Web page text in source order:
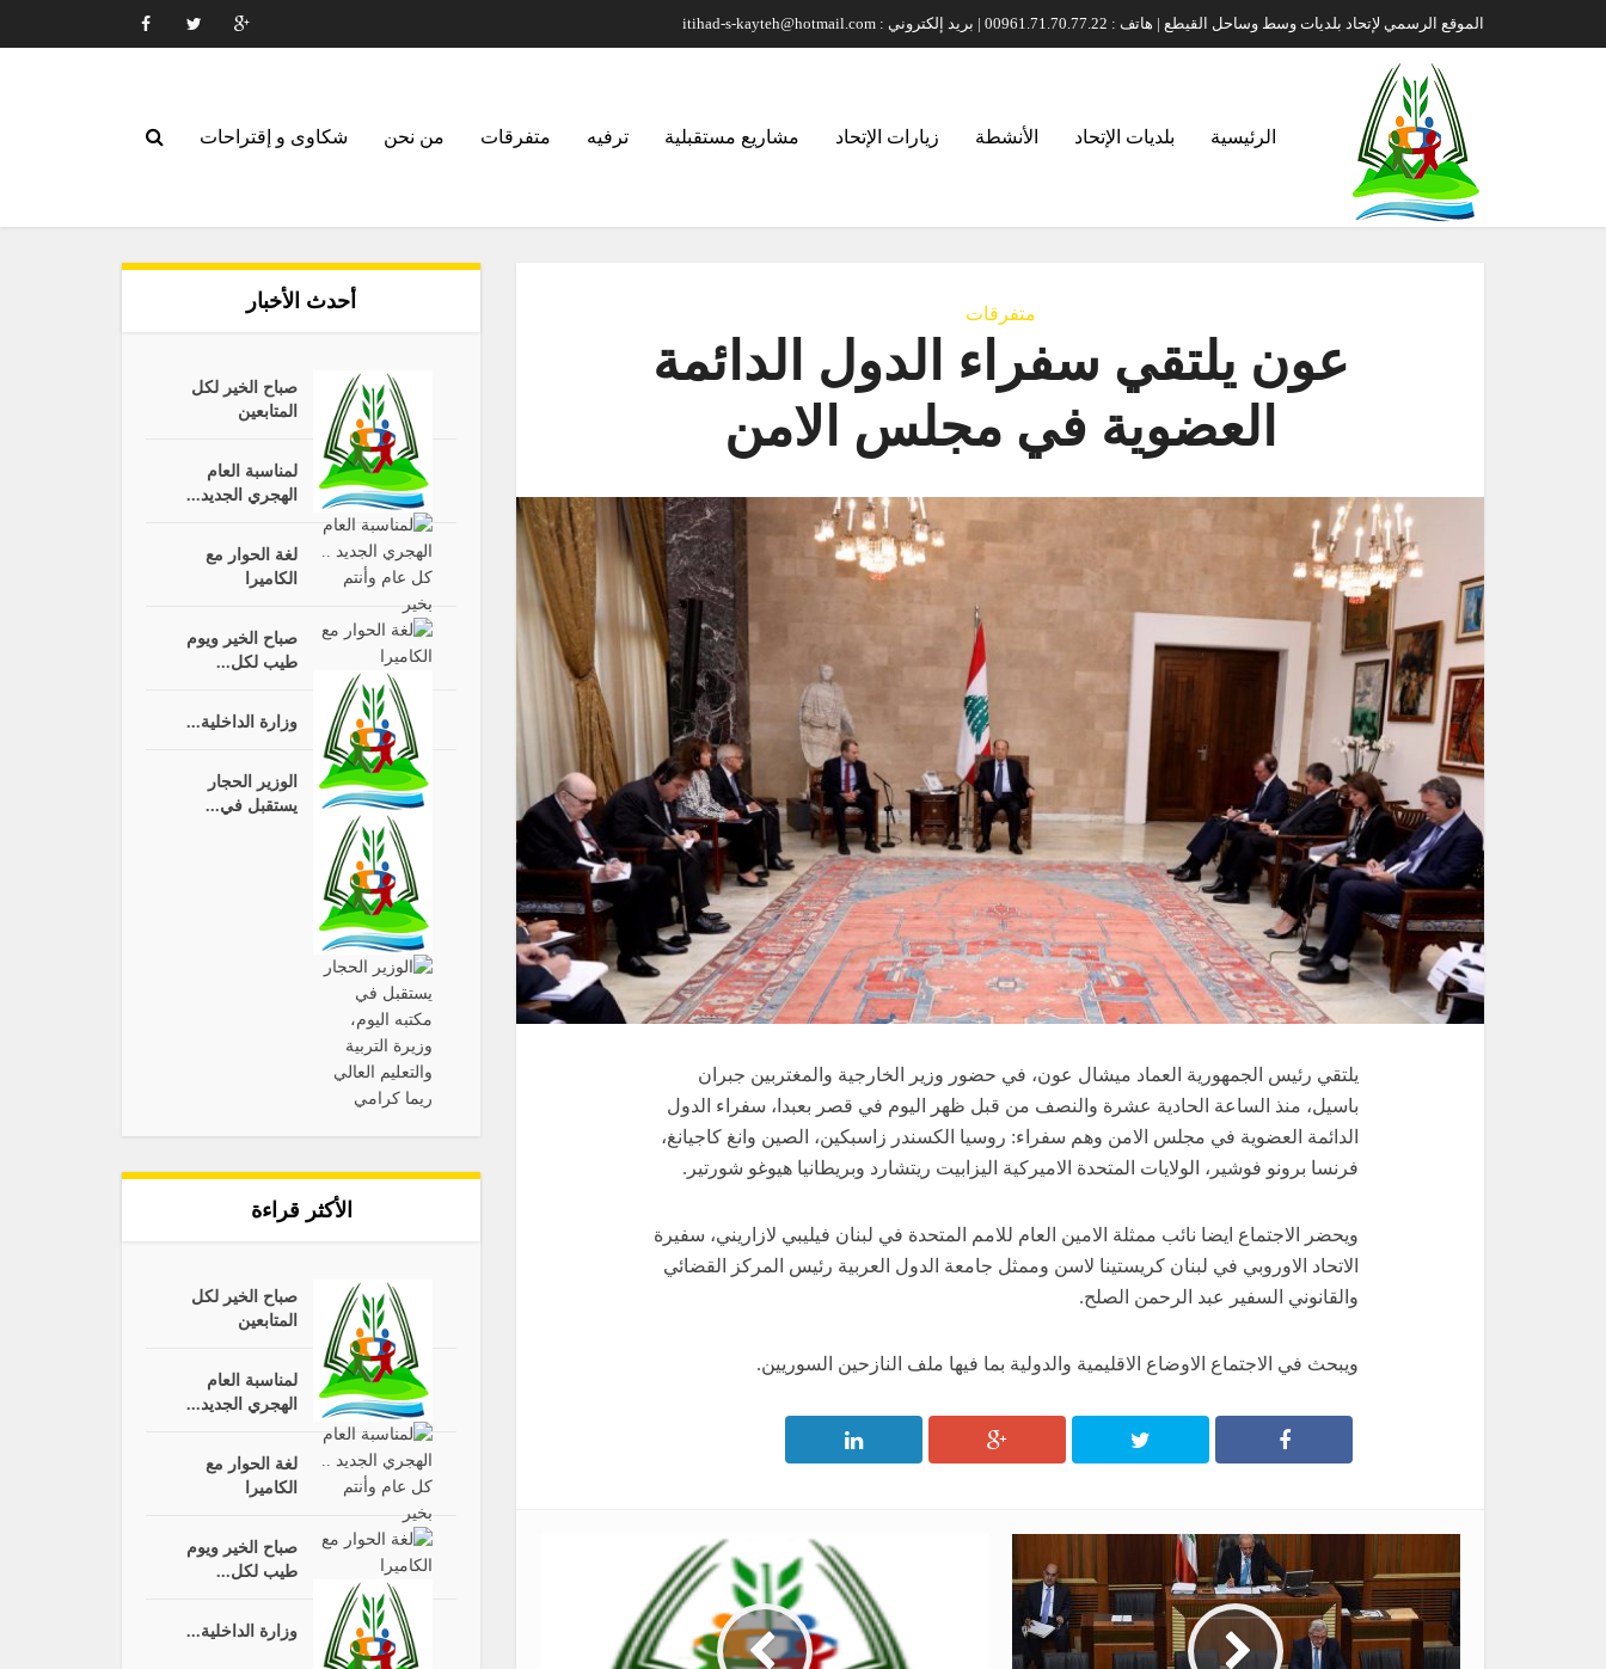
الموقع الرسمي لإتحاد بلديات وسط وساحل القيطع | هاتف : 00961.71.70.77.22 | بريد إلكتروني : itihad-s-kayteh@hotmail.com
الرئيسية بلديات الإتحاد الأنشطة زيارات الإتحاد مشاريع مستقبلية ترفيه متفرقات من نحن شكاوى و إقتراحات
أحدث الأخبار
صباح الخير لكل
المتابعين
لمناسبة العام
الهجري الجديد...
لغة الحوار مع
الكاميرا
صباح الخير ويوم
طيب لكل...
وزارة الداخلية...
الوزير الحجار
يستقبل في...
الأكثر قراءة
صباح الخير لكل
المتابعين
لمناسبة العام
الهجري الجديد...
لغة الحوار مع
الكاميرا
صباح الخير ويوم
طيب لكل...
وزارة الداخلية...
متفرقات
عون يلتقي سفراء الدول الدائمة
العضوية في مجلس الامن
يلتقي رئيس الجمهورية العماد ميشال عون، في حضور وزير الخارجية والمغتربين جبران
باسيل، منذ الساعة الحادية عشرة والنصف من قبل ظهر اليوم في قصر بعبدا، سفراء الدول
الدائمة العضوية في مجلس الامن وهم سفراء: روسيا الكسندر زاسبكين، الصين وانغ كاجيانغ،
فرنسا برونو فوشير، الولايات المتحدة الاميركية اليزابيت ريتشارد وبريطانيا هيوغو شورتير.
ويحضر الاجتماع ايضا نائب ممثلة الامين العام للامم المتحدة في لبنان فيليبي لازاريني، سفيرة
الاتحاد الاوروبي في لبنان كريستينا لاسن وممثل جامعة الدول العربية رئيس المركز القضائي
والقانوني السفير عبد الرحمن الصلح.
ويبحث في الاجتماع الاوضاع الاقليمية والدولية بما فيها ملف النازحين السوريين.